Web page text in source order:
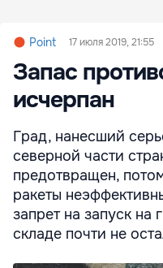
Point 17 июля 2019, 21:55
Запас
исчерпан
Град, нанесший
северной части
предотвращен,
ракеты
запрет на запуск
складе почти не